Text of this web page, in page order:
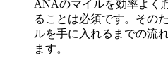
ANAのマイルを効率よく
ることは必須です。その
ルを手に入れるまでの流
ます。